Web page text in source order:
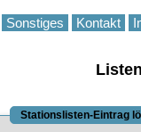
Sonstiges Kontakt
Stationslisten-Eintrag